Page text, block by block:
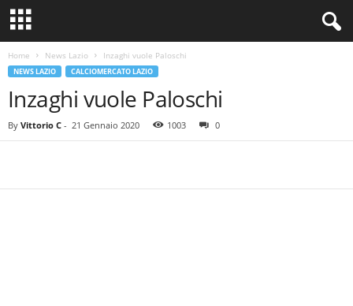
Home News Lazio Inzaghi vuole Paloschi
NEWS LAZIO CALCIOMERCATO LAZIO
Inzaghi vuole Paloschi
By Vittorio C - 21 Gennaio 2020 1003 0